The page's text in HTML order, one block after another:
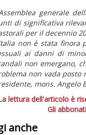
generale
di significativa
per il decennio
non è stata
ai danni di
non emergano,
non vada posto
mons. Angelo
lettura dell'articolo è
Gli
anche